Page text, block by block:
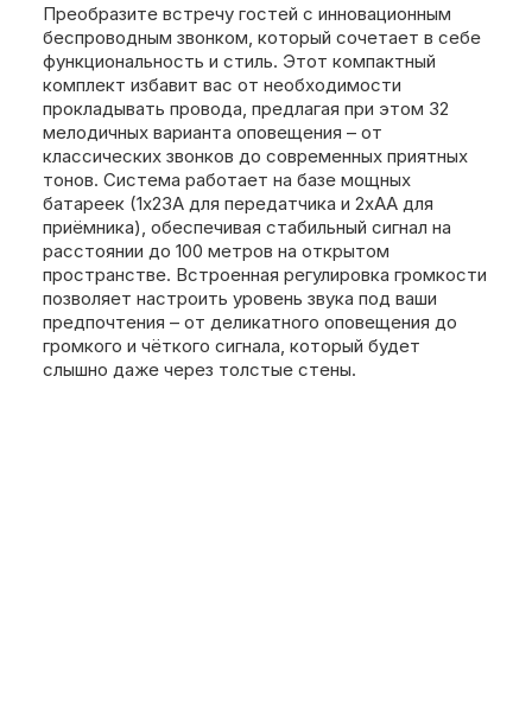
Преобразите встречу гостей с инновационным
беспроводным звонком, который сочетает в себе
функциональность и стиль. Этот компактный
комплект избавит вас от необходимости
прокладывать провода, предлагая при этом 32
мелодичных варианта оповещения – от
классических звонков до современных приятных
тонов. Система работает на базе мощных
батареек (1x23A для передатчика и 2xAA для
приёмника), обеспечивая стабильный сигнал на
расстоянии до 100 метров на открытом
пространстве. Встроенная регулировка громкости
позволяет настроить уровень звука под ваши
предпочтения – от деликатного оповещения до
громкого и чёткого сигнала, который будет
слышно даже через толстые стены.